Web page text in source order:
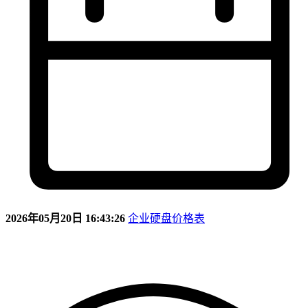
2026年05月20日 16:43:26 企业硬盘价格表